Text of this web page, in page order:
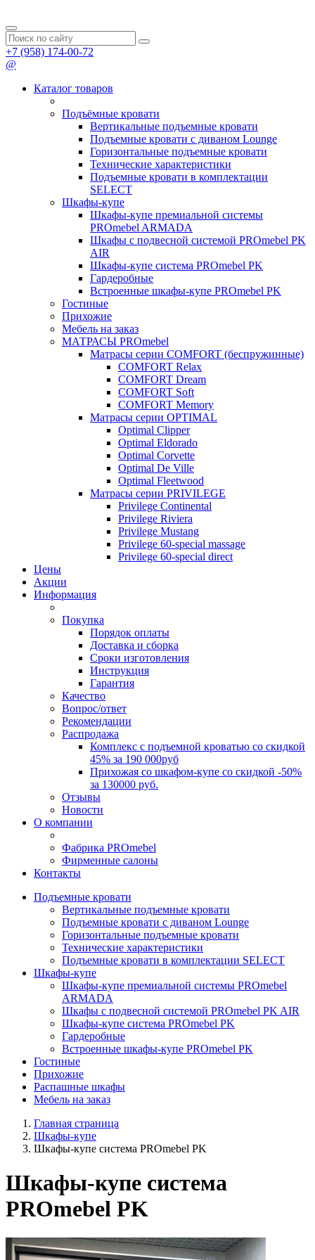
+7 (958) 174-00-72
@
Каталог товаров
Подъёмные кровати
Вертикальные подъемные кровати
Подъемные кровати с диваном Lounge
Горизонтальные подъемные кровати
Технические характеристики
Подъемные кровати в комплектации
SELECT
Шкафы-купе
Шкафы-купе премиальной системы
PROmebel ARMADA
Шкафы с подвесной системой PROmebel PK
AIR
Шкафы-купе система PROmebel PK
Гардеробные
Встроенные шкафы-купе PROmebel PK
Гостиные
Прихожие
Мебель на заказ
МАТРАСЫ PROmebel
Матрасы серии COMFORT (беспружинные)
COMFORT Relax
COMFORT Dream
COMFORT Soft
COMFORT Memory
Матрасы серии OPTIMAL
Optimal Clipper
Optimal Eldorado
Optimal Corvette
Optimal De Ville
Optimal Fleetwood
Матрасы серии PRIVILEGE
Privilege Continental
Privilege Riviera
Privilege Mustang
Privilege 60-special massage
Privilege 60-special direct
Цены
Акции
Информация
Покупка
Порядок оплаты
Доставка и сборка
Сроки изготовления
Инструкция
Гарантия
Качество
Вопрос/ответ
Рекомендации
Распродажа
Комплекс с подъемной кроватью со скидкой
45% за 190 000руб
Прихожая со шкафом-купе со скидкой -50%
за 130000 руб.
Отзывы
Новости
О компании
Фабрика PROmebel
Фирменные салоны
Контакты
Подъемные кровати
Вертикальные подъемные кровати
Подъемные кровати с диваном Lounge
Горизонтальные подъемные кровати
Технические характеристики
Подъемные кровати в комплектации SELECT
Шкафы-купе
Шкафы-купе премиальной системы PROmebel
ARMADA
Шкафы с подвесной системой PROmebel PK AIR
Шкафы-купе система PROmebel PK
Гардеробные
Встроенные шкафы-купе PROmebel PK
Гостиные
Прихожие
Распашные шкафы
Мебель на заказ
Главная страница
Шкафы-купе
Шкафы-купе система PROmebel PK
Шкафы-купе система
PROmebel PK